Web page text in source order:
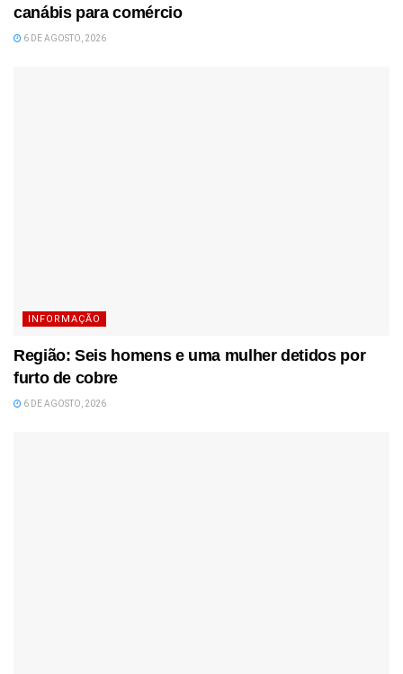
canábis para comércio
6 DE AGOSTO, 2026
INFORMAÇÃO
Região: Seis homens e uma mulher detidos por
furto de cobre
6 DE AGOSTO, 2026